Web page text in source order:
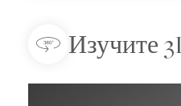
Изучите